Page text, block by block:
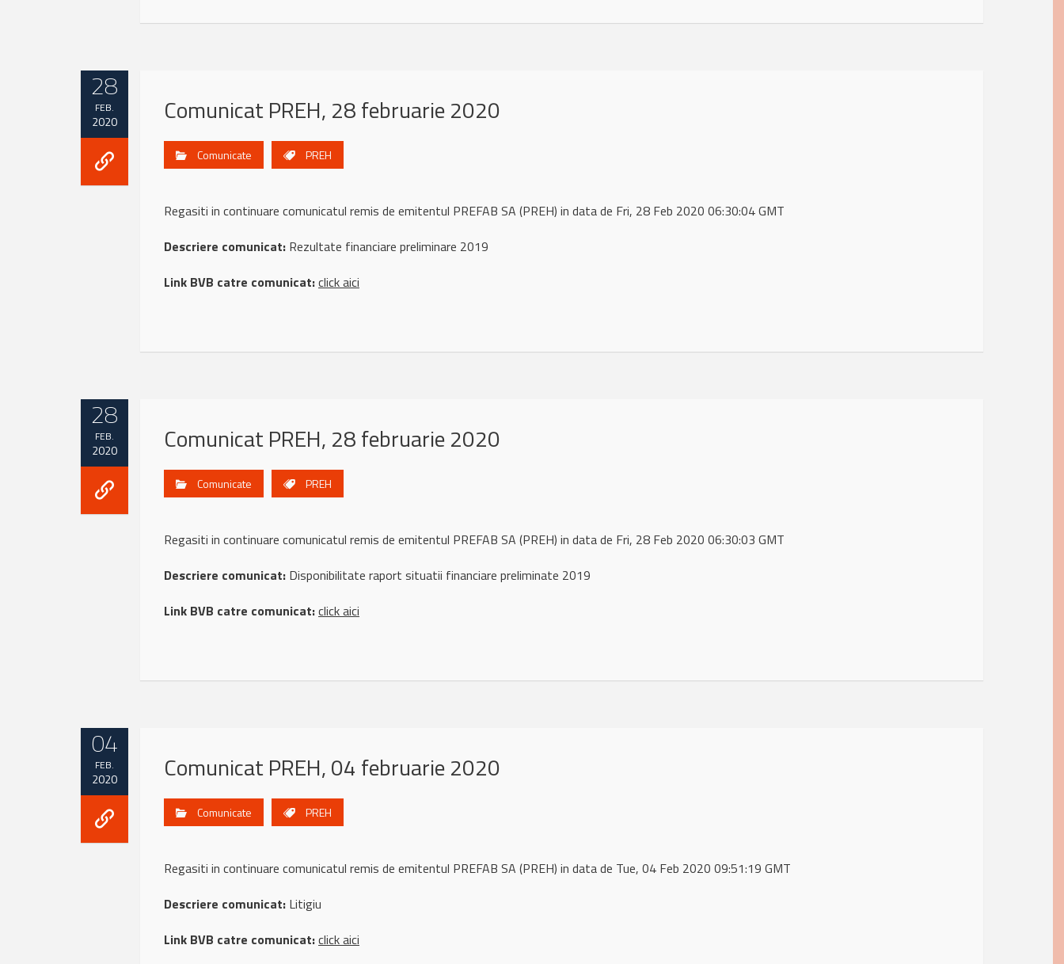
28
FEB.
2020 Comunicat PREH, 28 februarie 2020
Comunicate PREH
Regasiti in continuare comunicatul remis de emitentul PREFAB SA (PREH) in data de Fri, 28 Feb 2020 06:30:04 GMT
Descriere comunicat: Rezultate financiare preliminare 2019
Link BVB catre comunicat:click aici
28
FEB.
2020 Comunicat PREH, 28 februarie 2020
Comunicate PREH
Regasiti in continuare comunicatul remis de emitentul PREFAB SA (PREH) in data de Fri, 28 Feb 2020 06:30:03 GMT
Descriere comunicat: Disponibilitate raport situatii financiare preliminate 2019
Link BVB catre comunicat:click aici
04
FEB.
2020 Comunicat PREH, 04 februarie 2020
Comunicate PREH
Regasiti in continuare comunicatul remis de emitentul PREFAB SA (PREH) in data de Tue, 04 Feb 2020 09:51:19 GMT
Descriere comunicat: Litigiu
Link BVB catre comunicat:click aici